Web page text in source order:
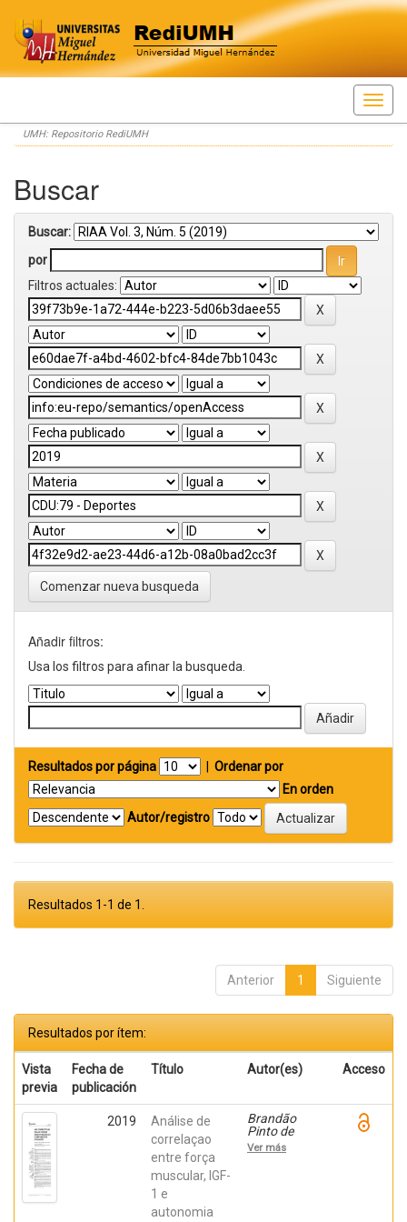
Skip
navigation
UMH: Repositorio RediUMH
Buscar
Buscar:
por
Filtros actuales:
Comenzar nueva busqueda
Añadir filtros:
Usa los filtros para afinar la busqueda.
Resultados por página
Ordenar por
En orden
Autor/registro
Resultados 1-1 de 1.
Anterior 1 Siguiente
Resultados por ítem:
Vista
previa
Fecha de
publicación
Título Autor(es) Acceso
2019
Análise de
correlaçao
entre força
muscular, IGF-
1 e
autonomia
Brandão
Pinto de
Castro,
Juliana; Dias
Ver más